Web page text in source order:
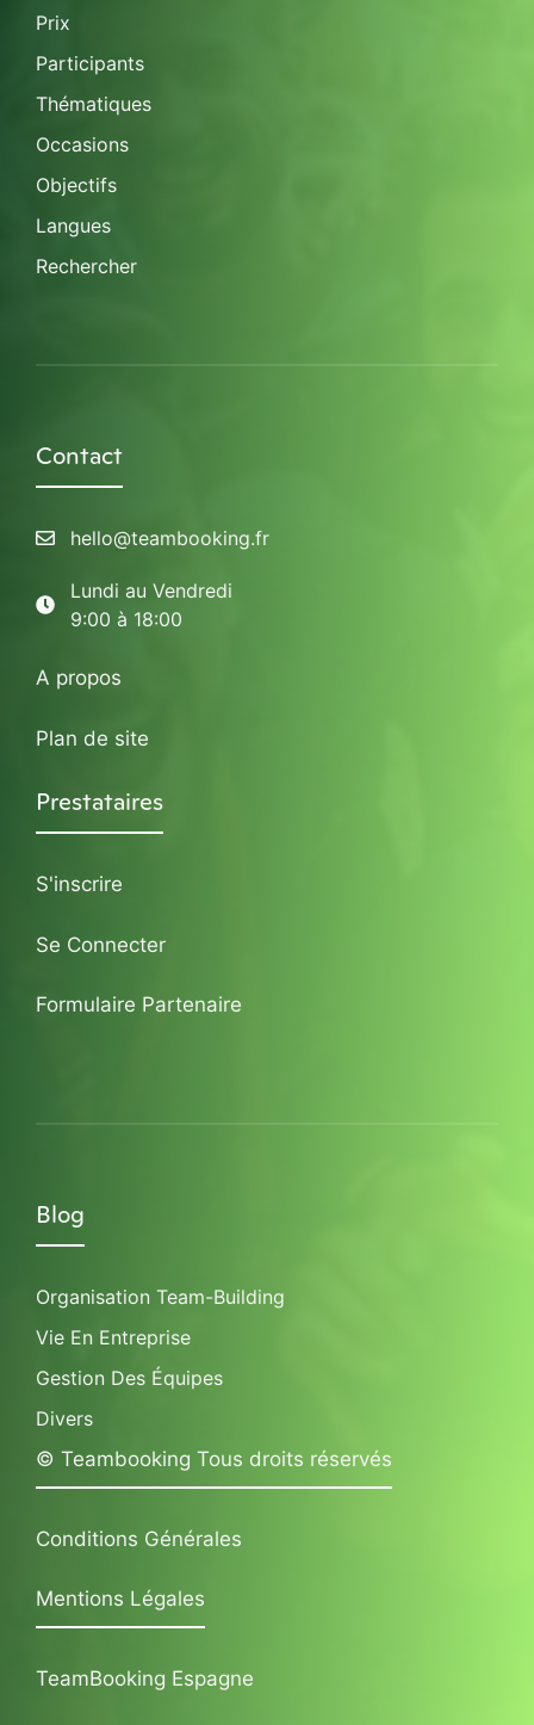
Prix
Participants
Thématiques
Occasions
Objectifs
Langues
Rechercher
Contact
hello@teambooking.fr
Lundi au Vendredi
9:00 à 18:00
A propos
Plan de site
Prestataires
S'inscrire
Se Connecter
Formulaire Partenaire
Blog
Organisation Team-Building
Vie En Entreprise
Gestion Des Équipes
Divers
© Teambooking Tous droits réservés
Conditions Générales
Mentions Légales
TeamBooking Espagne